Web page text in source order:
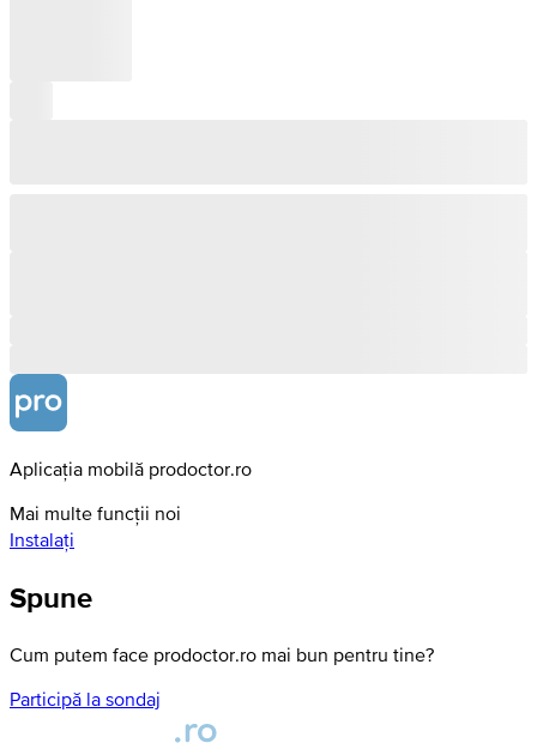
Aplicația mobilă prodoctor.ro
Mai multe funcții noi
Instalați
Spune
Cum putem face prodoctor.ro mai bun pentru tine?
Participă la sondaj